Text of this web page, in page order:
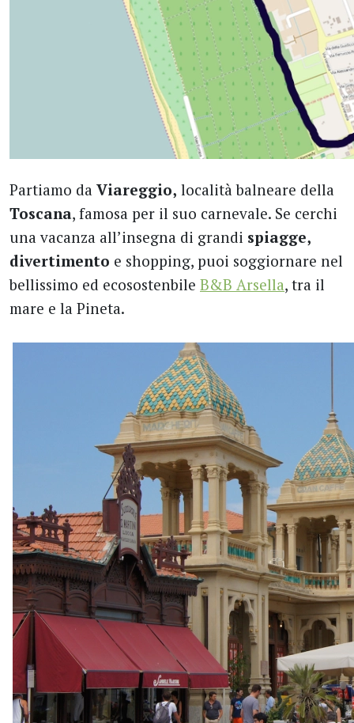
Partiamo da Viareggio, località balneare della
Toscana, famosa per il suo carnevale. Se cerchi
una vacanza all’insegna di grandi spiagge,
divertimento e shopping, puoi soggiornare nel
bellissimo ed ecosostenbile B&B Arsella, tra il
mare e la Pineta.